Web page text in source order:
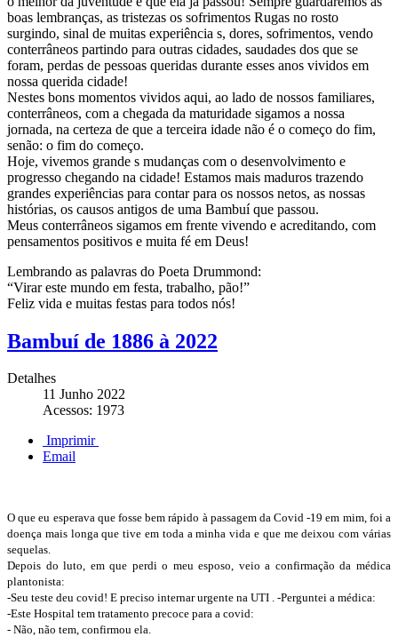
boas lembranças, as tristezas os sofrimentos Rugas no rosto
surgindo, sinal de muitas experiência s, dores, sofrimentos, vendo
conterrâneos partindo para outras cidades, saudades dos que se
foram, perdas de pessoas queridas durante esses anos vividos em
nossa querida cidade!
Nestes bons momentos vividos aqui, ao lado de nossos familiares,
conterrâneos, com a chegada da maturidade sigamos a nossa
jornada, na certeza de que a terceira idade não é o começo do fim,
senão: o fim do começo.
Hoje, vivemos grande s mudanças com o desenvolvimento e
progresso chegando na cidade! Estamos mais maduros trazendo
grandes experiências para contar para os nossos netos, as nossas
histórias, os causos antigos de uma Bambuí que passou.
Meus conterrâneos sigamos em frente vivendo e acreditando, com
pensamentos positivos e muita fé em Deus!
Lembrando as palavras do Poeta Drummond:
“Virar este mundo em festa, trabalho, pão!”
Feliz vida e muitas festas para todos nós!
Bambuí de 1886 à 2022
Detalhes
11 Junho 2022
Acessos: 1973
Imprimir
Email
O que eu esperava que fosse bem rápido à passagem da Covid -19 em mim, foi a
doença mais longa que tive em toda a minha vida e que me deixou com várias
sequelas.
Depois do luto, em que perdi o meu esposo, veio a confirmação da médica
plantonista:
-Seu teste deu covid! E preciso internar urgente na UTI . -Perguntei a médica:
-Este Hospital tem tratamento precoce para a covid:
- Não, não tem, confirmou ela.